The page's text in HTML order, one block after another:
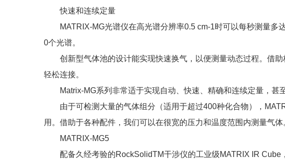
快速和连续定量
MATRIX-MG光谱仪在高光谱分辨率0.5 cm-1时可以每秒测量多
0个光谱。
创新型气体池的设计能实现快速换气，以便测量动态过程。借助
轻松连接。
Matrix-MG系列非常适于实现自动、快速、精确和连续定量，甚
由于可检测大量的气体组分（适用于超过400种化合物），
用。借助于各种配件，我们可以在很宽的压力和温度范围内测量气体
MATRIX-MG5
配备久经考验的RockSolidTM干涉仪的工业级MATRIX IR Cube